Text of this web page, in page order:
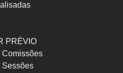
PRÉVIO
Comissões
Sessões